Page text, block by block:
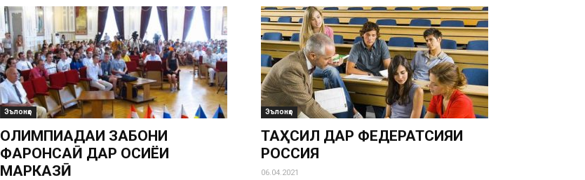
Эълонҳо
ОЛИМПИАДАИ ЗАБОНИ
ФАРОНСАӢ ДАР ОСИЁИ
МАРКАЗӢ
Эълонҳо
ТАҲСИЛ ДАР ФЕДЕРАТСИЯИ
РОССИЯ
06.04.2021